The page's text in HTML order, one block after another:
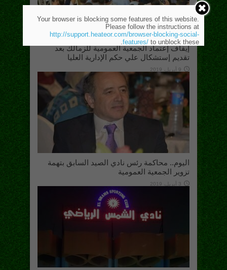
إيقاف إعتماد الجمعية العمومية للزمالك بعد
تقديم إستشكال علي حكم الإدارية العليا
9 أبريل، 2019
اليوم.. محاكمة رئس نادي الصيد السابق بتهمة
تزوير الجمعية العمومية
3 أبريل، 2019
Your browser is blocking some features of this website.
Please follow the instructions at
http://support.heateor.com/browser-blocking-social-
features/ to unblock these.